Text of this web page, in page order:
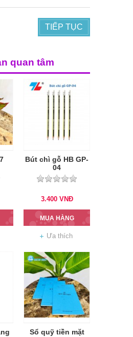
TIẾP TỤC
quan tâm
Bút chì gỗ HB GP-
04
3.400 VNĐ
MUA HÀNG
Ưa thích
Sổ quỹ tiền mặt